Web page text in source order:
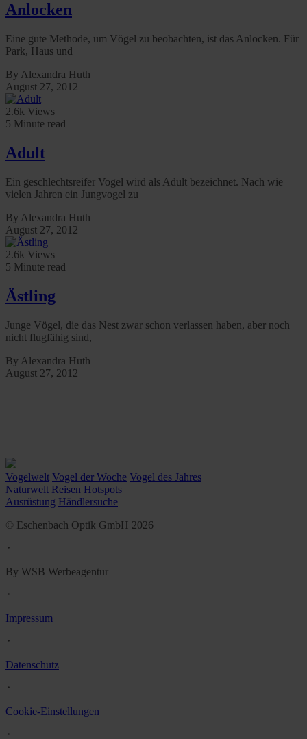
Anlocken
Eine gute Methode, um Vögel zu beobachten, ist das Anlocken. Für
Park, Haus und
By Alexandra Huth
August 27, 2012
2.6k Views
5 Minute read
Adult
Ein geschlechtsreifer Vogel wird als Adult bezeichnet. Nach wie
vielen Jahren ein Jungvogel zu
By Alexandra Huth
August 27, 2012
2.6k Views
5 Minute read
Ästling
Junge Vögel, die das Nest zwar schon verlassen haben, aber noch
nicht flugfähig sind,
By Alexandra Huth
August 27, 2012
Vogelwelt Vogel der Woche Vogel des Jahres
Naturwelt Reisen Hotspots
Ausrüstung Händlersuche
© Eschenbach Optik GmbH 2026
᛫
By WSB Werbeagentur
᛫
Impressum
᛫
Datenschutz
᛫
Cookie-Einstellungen
᛫